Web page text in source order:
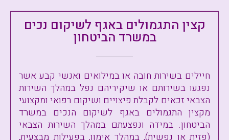
קצין התגמולים באגף לשיקום נכים
במשרד הביטחון
חיילים בשירות חובה או במילואים ואנשי קבע אשר
נפגעו בשירותם או שיקיריהם נפל במהלך השירות
הצבאי זכאים לקבלת פיצויים ושיקום רפואי ומקצועי
מקצין התגמולים באגף לשיקום הנכים במשרד
הביטחון. במידה ונפצעתם במהלך השירות הצבאי
(פזית או נפשית), במהלך אימון, בפעילות מבצעית,